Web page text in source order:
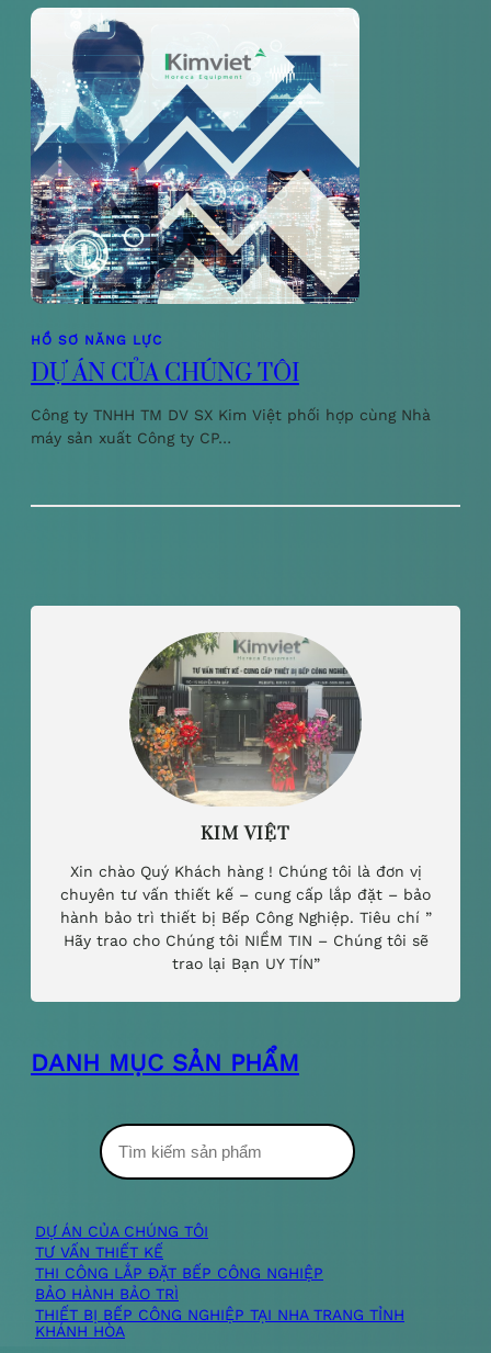
HỒ SƠ NĂNG LỰC
DỰ ÁN CỦA CHÚNG TÔI
Công ty TNHH TM DV SX Kim Việt phối hợp cùng Nhà
máy sản xuất Công ty CP…
KIM VIỆT
Xin chào Quý Khách hàng ! Chúng tôi là đơn vị
chuyên tư vấn thiết kế – cung cấp lắp đặt – bảo
hành bảo trì thiết bị Bếp Công Nghiệp. Tiêu chí ”
Hãy trao cho Chúng tôi NIỀM TIN – Chúng tôi sẽ
trao lại Bạn UY TÍN”
DANH MỤC SẢN PHẨM
m
k
i
ế
DỰ ÁN CỦA CHÚNG TÔI
TƯ VẤN THIẾT KẾ
THI CÔNG LẮP ĐẶT BẾP CÔNG NGHIỆP
BẢO HÀNH BẢO TRÌ
THIẾT BỊ BẾP CÔNG NGHIỆP TẠI NHA TRANG TỈNH
KHÁNH HÒA